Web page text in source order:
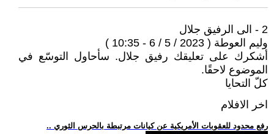
2 - الى الرفيق جلال
وليم العوطة ( 2023 / 5 / 6 - 10:35 )
أشكرك على تعليقك رفيق جلال. سأحاول التوسّع في
الموضوع لاحقًا.
كلّ التحايا
اخر الافلام
.. رفع محدود للعقوبات الأمريكية عن كيانات مرتبطة بالحرس الثوري